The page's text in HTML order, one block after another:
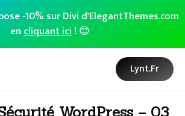
-10% sur Divi d'ElegantThemes.com
encliquant ici! 😊
Lynt.fr
WordPress – 03